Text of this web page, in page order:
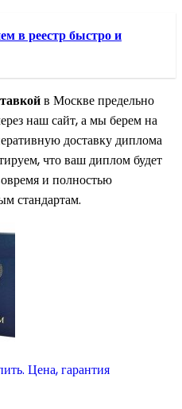
в реестр быстро и
в Москве предельно
наш сайт, а мы берем на
доставку диплома
что ваш диплом будет
и полностью
стандартам.
Цена, гарантия